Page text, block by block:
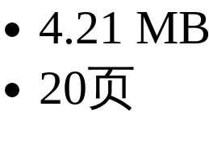
4.21 MB
20页